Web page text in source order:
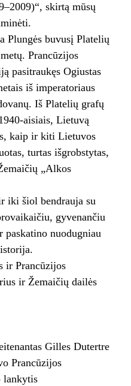
skirtą mūsų
Plungės buvusį Platelių
Prancūzijos
pasitraukęs Ogiustas
iš imperatoriaus
Iš Platelių grafų
aisiais, Lietuvą
kaip ir kiti Lietuvos
turtas išgrobstytas,
„Alkos
iki šiol bendrauja su
gyvenančiu
nuodugniau
ir Prancūzijos
ir Žemaičių dailės
Gilles Dutertre
Prancūzijos
lankytis